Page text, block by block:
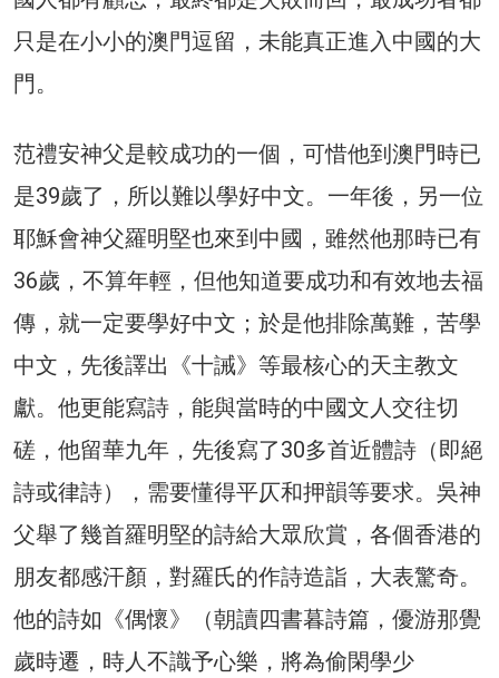
只是在小小的澳門逗留，未能真正進入中國的大
門。
范禮安神父是較成功的一個，可惜他到澳門時已
是39歲了，所以難以學好中文。一年後，另一位
耶穌會神父羅明堅也來到中國，雖然他那時已有
36歲，不算年輕，但他知道要成功和有效地去福
傳，就一定要學好中文；於是他排除萬難，苦學
中文，先後譯出《十誡》等最核心的天主教文
獻。他更能寫詩，能與當時的中國文人交往切
磋，他留華九年，先後寫了30多首近體詩（即絕
詩或律詩），需要懂得平仄和押韻等要求。吳神
父舉了幾首羅明堅的詩給大眾欣賞，各個香港的
朋友都感汗顏，對羅氏的作詩造詣，大表驚奇。
他的詩如《偶懷》（朝讀四書暮詩篇，優游那覺
歲時遷，時人不識予心樂，將為偷閑學少